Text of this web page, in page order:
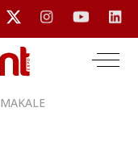
MAKALE